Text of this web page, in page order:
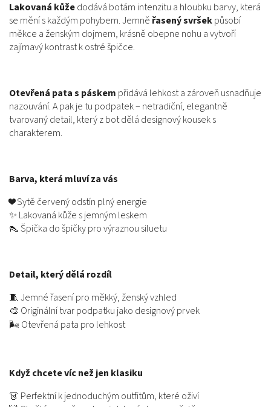
Lakovaná kůžedodává botám intenzitu a hloubku barvy, která
se mění s každým pohybem. Jemně řasený svršekpůsobí
měkce a ženským dojmem, krásně obepne nohu a vytvoří
zajímavý kontrast k ostré špičce.
Otevřená pata s páskem přidává lehkost a zároveň usnadňuje
nazouvání. A pak je tu podpatek – netradiční, elegantně
tvarovaný detail, který z bot dělá designový kousek s
charakterem.
Barva, která mluví za vás
❤️ Sytě červený odstín plný energie
✨ Lakovaná kůže s jemným leskem
👠 Špička do špičky pro výraznou siluetu
Detail, který dělá rozdíl
🧵 Jemné řasení pro měkký, ženský vzhled
🎨 Originální tvar podpatku jako designový prvek
🌬️ Otevřená pata pro lehkost
Když chcete víc než jen klasiku
👗 Perfektní k jednoduchým outfitům, které oživí